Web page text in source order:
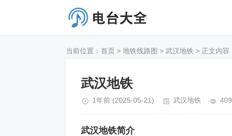
当前位置： 首页 > 地铁线路图 > 武汉地铁 > 正文内容
武汉地铁
1年前 (2025-05-21) 武汉地铁 409
武汉地铁简介